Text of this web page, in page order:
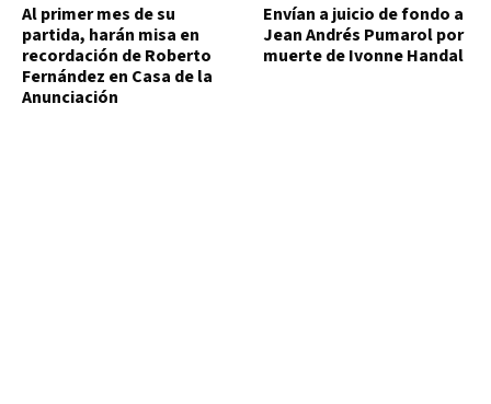
Al primer mes de su
partida, harán misa en
recordación de Roberto
Fernández en Casa de la
Anunciación
Envían a juicio de fondo a
Jean Andrés Pumarol por
muerte de Ivonne Handal